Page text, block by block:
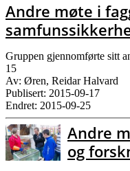
Andre møte i
Gruppen gjennomførte sitt
15
Av: Øren, Reidar Halvard
Publisert: 2015-09-17
Endret: 2015-09-25
Andre
og